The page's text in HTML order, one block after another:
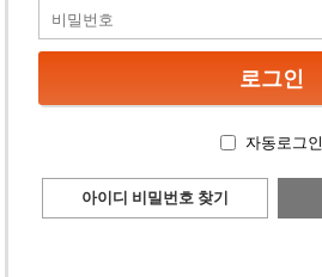
자동로그인
아이디 비밀번호 찾기